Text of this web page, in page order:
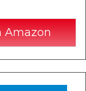
Amazon